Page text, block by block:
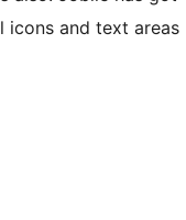
icons and text areas